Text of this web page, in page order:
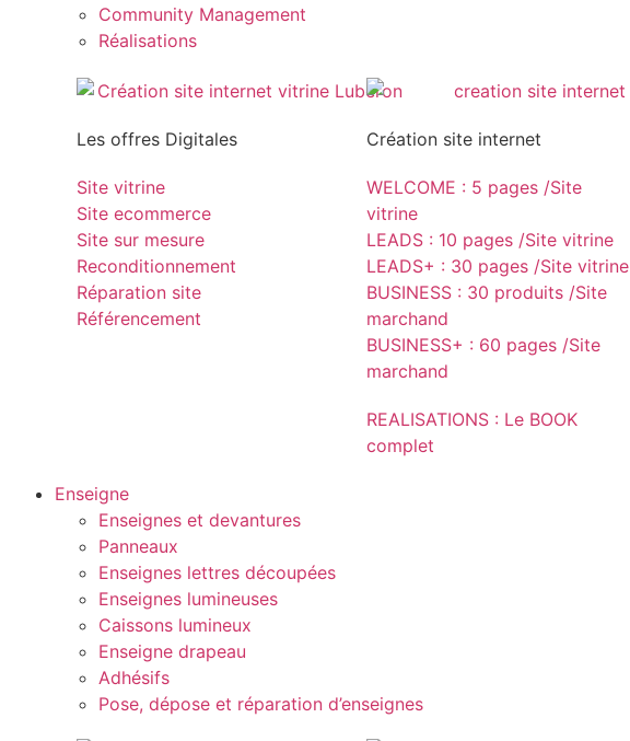
Community Management
Réalisations
Les offres Digitales
Site vitrine
Site ecommerce
Site sur mesure
Reconditionnement
Réparation site
Référencement
Création site internet
WELCOME : 5 pages /Site
vitrine
LEADS : 10 pages /Site vitrine
LEADS+ : 30 pages /Site vitrine
BUSINESS : 30 produits /Site
marchand
BUSINESS+ : 60 pages /Site
marchand
REALISATIONS : Le BOOK
complet
Enseigne
Enseignes et devantures
Panneaux
Enseignes lettres découpées
Enseignes lumineuses
Caissons lumineux
Enseigne drapeau
Adhésifs
Pose, dépose et réparation d’enseignes